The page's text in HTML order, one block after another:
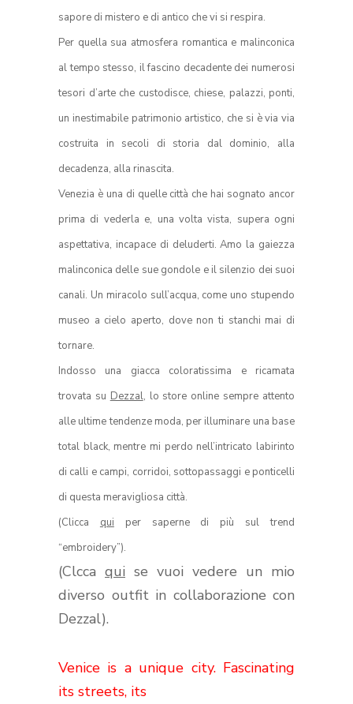
sapore di mistero e di antico che vi si respira.
Per quella sua atmosfera romantica e malinconica
al tempo stesso, il fascino decadente dei numerosi
tesori d’arte che custodisce, chiese, palazzi, ponti,
un inestimabile patrimonio artistico, che si è via via
costruita in secoli di storia dal dominio, alla
decadenza, alla rinascita.
Venezia è una di quelle città che hai sognato ancor
prima di vederla e, una volta vista, supera ogni
aspettativa, incapace di deluderti. Amo la gaiezza
malinconica delle sue gondole e il silenzio dei suoi
canali. Un miracolo sull’acqua, come uno stupendo
museo a cielo aperto, dove non ti stanchi mai di
tornare.
Indosso una giacca coloratissima e ricamata
trovata su Dezzal, lo store online sempre attento
alle ultime tendenze moda, per illuminare una base
total black, mentre mi perdo nell’intricato labirinto
di calli e campi, corridoi, sottopassaggi e ponticelli
di questa meravigliosa città.
(Clicca qui per saperne di più sul trend
“embroidery”).
(Clcca qui se vuoi vedere un mio
diverso outfit in collaborazione con
Dezzal).
Venice is a unique city. Fascinating
its streets, its